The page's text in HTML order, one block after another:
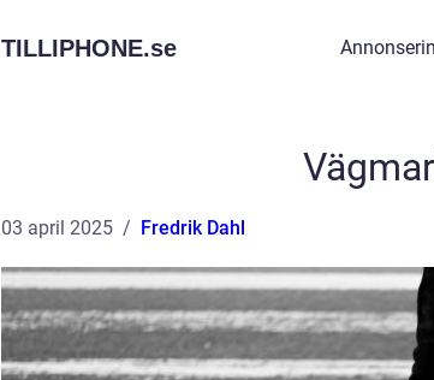
TILLIPHONE.se
03 april 2025 Fredrik Dahl